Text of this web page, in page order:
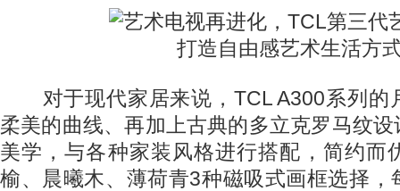
对于现代家居来说，TCL A300系列的
柔美的曲线、再加上古典的多立克罗马纹
美学，与各种家装风格进行搭配，简约而
榆、晨曦木、薄荷青3种磁吸式画框选择，